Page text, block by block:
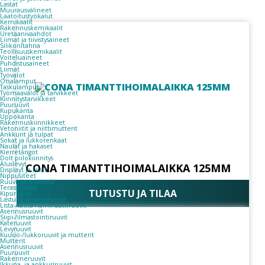
Lastat
Muurausvälineet
Laatoitustyökalut
Kemikaalit
Rakennuskemikaalit
Uretaanivaahdot
Liimat ja tiivistysaineet
Silikonitahna
Teollisuuskemikaalit
Voiteluaineet
Puhdistusaineet
Liimat
Työvalot
Otsalamput
Taskulamput
Työmaavalot ja tarvikkeet
Kiinnitys­tarvikkeet
Puuruuvit
Kupukanta
Uppokanta
Rakennuskiinnikkeet
Vetoniitit ja niittimutterit
Ankkurit ja tulpat
Sokat ja lukkorenkaat
Naulat ja hakaset
Kierretangot
Dolt piilokiinnitys
Aluslevyt
Displayt ja lavat
Nippusiteet
Ruuvit ja mutterit
Terassiruuvit
Kipsiruuvit
Lastu-/kuitulevyruuvit
Lista-/lattia-/laminaattiruuvit
Asennusruuvit
Siipi-/ilmastointiruuvit
Kateruuvit
Levyruuvit
Kuusio-/lukkoruuvit ja mutterit
Mutterit
Asennusruuvit
Puuruuvit
Rakenneruuvit
CONA TIMANTTIHOIMALAIKKA 125MM
TUTUSTU JA TILAA